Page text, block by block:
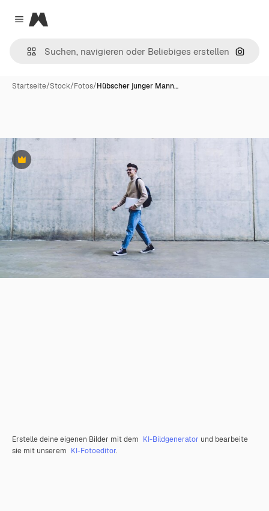
Close menu
Magnific
Nach
Startseite/Stock/Fotos/Hübscher junger Mann…
Premium
Erstelle deine eigenen Bilder mit dem KI-Bildgenerator und bearbeite
sie mit unserem KI-Fotoeditor.